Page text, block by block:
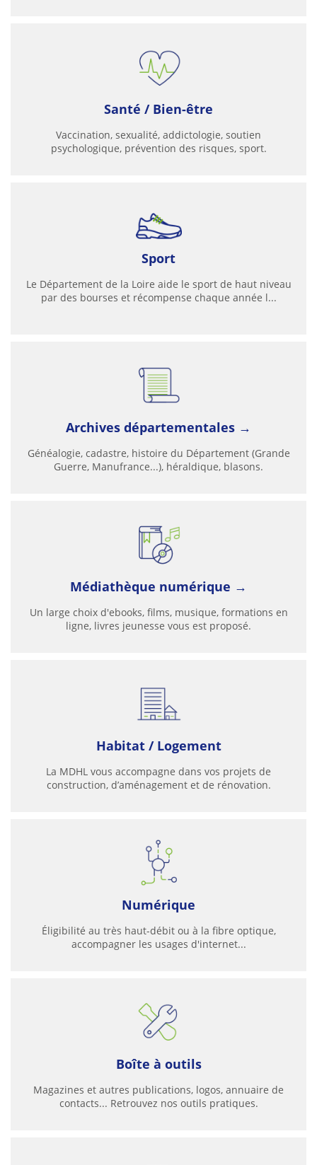
Santé / Bien-être
Vaccination, sexualité, addictologie, soutien
psychologique, prévention des risques, sport.
Sport
Le Département de la Loire aide le sport de haut niveau
par des bourses et récompense chaque année l...
Archives départementales →
Généalogie, cadastre, histoire du Département (Grande
Guerre, Manufrance...), héraldique, blasons.
Médiathèque numérique →
Un large choix d'ebooks, films, musique, formations en
ligne, livres jeunesse vous est proposé.
Habitat / Logement
La MDHL vous accompagne dans vos projets de
construction, d’aménagement et de rénovation.
Numérique
Éligibilité au très haut-débit ou à la fibre optique,
accompagner les usages d'internet...
Boîte à outils
Magazines et autres publications, logos, annuaire de
contacts... Retrouvez nos outils pratiques.